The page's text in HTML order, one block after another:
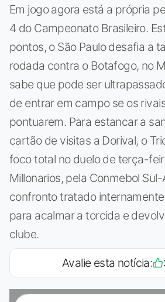
Em jogo agora está a própria
4 do Campeonato Brasileiro.
pontos, o São Paulo desafia a
rodada contra o Botafogo, no
sabe que pode ser
de entrar em campo se os
pontuarem. Para estancar a
cartão de visitas a Dorival, o
foco total no duelo de terça-
Millonarios, pela Conmebol
confronto tratado
para acalmar a torcida e
clube.
Avalie esta notícia: